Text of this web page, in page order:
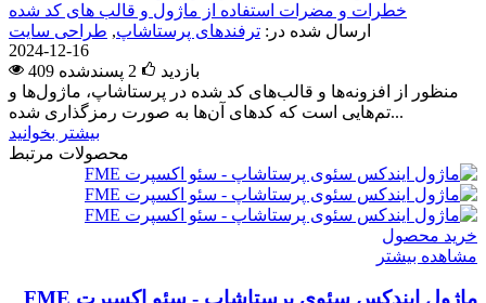
خطرات و مضرات استفاده از ماژول و قالب های کد شده
ارسال شده در: ترفندهای پرستاشاپ, طراحی سایت
2024-12-16
409 بازدید
2 پسندشده
منظور از افزونه‌ها و قالب‌های کد شده در پرستاشاپ، ماژول‌ها و
تم‌هایی است که کدهای آن‌ها به صورت رمزگذاری شده...
بیشتر بخوانید
محصولات مرتبط
خرید محصول
مشاهده بیشتر
ماژول ایندکس سئوی پرستاشاپ - سئو اکسپرت FME